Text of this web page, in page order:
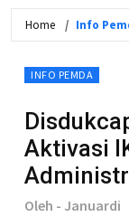
Home Info
INFO PEMDA
Aktivasi
Oleh - Januardi